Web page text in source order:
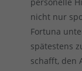
nicht nur
Fortuna
spätestens
schafft, den